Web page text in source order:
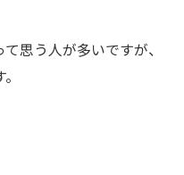
思う人が多いですが、